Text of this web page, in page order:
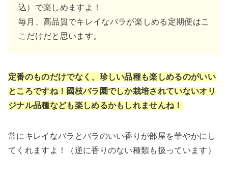
込）で楽しめますよ！
毎月、高品質でキレイなバラが楽しめる定期便はこ
こだけだと思います。
定番のものだけでなく、珍しい品種も楽しめるのがいい
ところですね！國枝バラ園でしか栽培されていないオリ
ジナル品種なども楽しめるかもしれませんね！
常にキレイなバラとバラのいい香りが部屋を華やかにし
てくれますよ！（逆に香りのない種類も扱っています）